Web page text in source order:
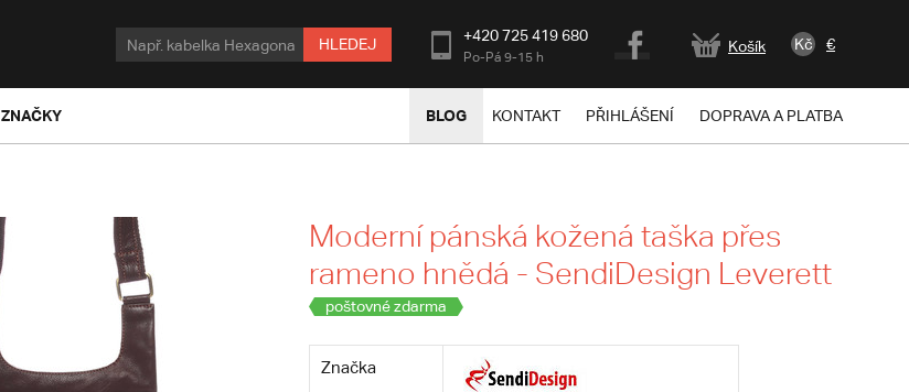
HLEDEJ +420 725 419 680
Po-Pá 9-15 h
Košík Kč €
ZNAČKY BLOG KONTAKT PŘIHLÁŠENÍ DOPRAVA A PLATBA
Moderní pánská kožená taška přes
rameno hnědá - SendiDesign Leverett
poštovné zdarma
Značka